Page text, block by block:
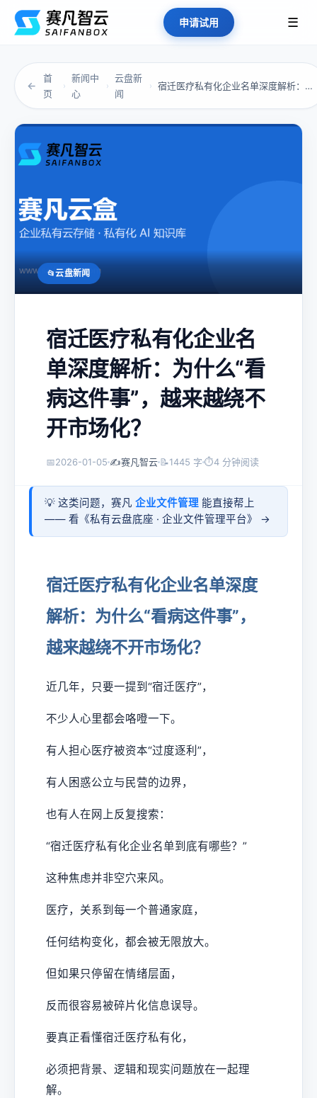
申请试用 ☰
←
首
页
›
新闻中
心
›
云盘新
闻
› 宿迁医疗私有化企业名单深度解析：为什么“看病...
云盘新闻
宿迁医疗私有化企业名
单深度解析：为什么“看
病这件事”，越来越绕不
开市场化？
📅2026-01-05 ✍️赛凡智云 📝1445 字 ⏱4 分钟阅读
💡 这类问题，赛凡 企业文件管理 能直接帮上
—— 看《私有云盘底座 · 企业文件管理平台》 →
宿迁医疗私有化企业名单深度
解析：为什么“看病这件事”，
越来越绕不开市场化？
近几年，只要一提到“宿迁医疗”，
不少人心里都会咯噔一下。
有人担心医疗被资本“过度逐利”，
有人困惑公立与民营的边界，
也有人在网上反复搜索：
“宿迁医疗私有化企业名单到底有哪些？”
这种焦虑并非空穴来风。
医疗，关系到每一个普通家庭，
任何结构变化，都会被无限放大。
但如果只停留在情绪层面，
反而很容易被碎片化信息误导。
要真正看懂宿迁医疗私有化，
必须把背景、逻辑和现实问题放在一起理
解。